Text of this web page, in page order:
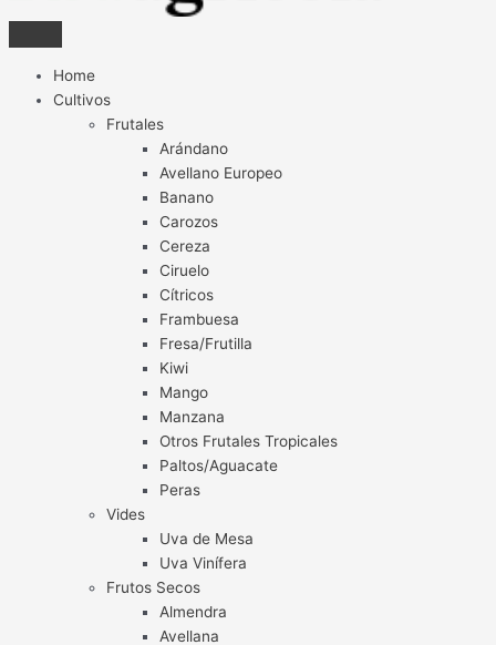
Home
Cultivos
Frutales
Arándano
Avellano Europeo
Banano
Carozos
Cereza
Ciruelo
Cítricos
Frambuesa
Fresa/Frutilla
Kiwi
Mango
Manzana
Otros Frutales Tropicales
Paltos/Aguacate
Peras
Vides
Uva de Mesa
Uva Vinífera
Frutos Secos
Almendra
Avellana